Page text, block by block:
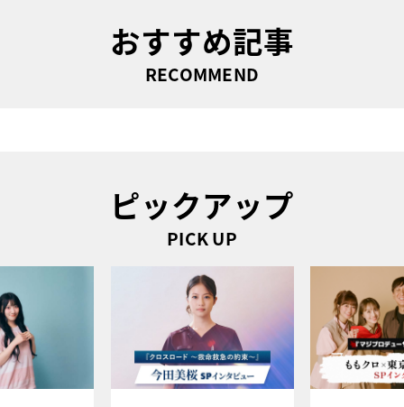
おすすめ記事
RECOMMEND
ピックアップ
PICK UP